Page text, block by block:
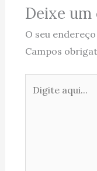
Deixe
O seu
Campos
aqui...